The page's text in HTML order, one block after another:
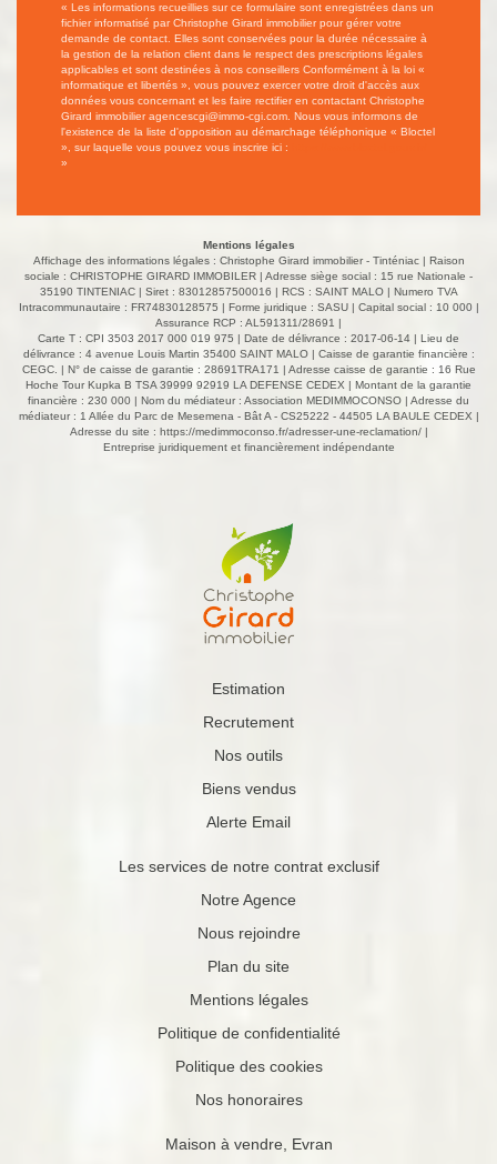
« Les informations recueillies sur ce formulaire sont enregistrées dans un
fichier informatisé par Christophe Girard immobilier pour gérer votre
demande de contact. Elles sont conservées pour la durée nécessaire à
la gestion de la relation client dans le respect des prescriptions légales
applicables et sont destinées à nos conseillers Conformément à la loi «
informatique et libertés », vous pouvez exercer votre droit d'accès aux
données vous concernant et les faire rectifier en contactant Christophe
Girard immobilier agencescgi@immo-cgi.com. Nous vous informons de
l'existence de la liste d'opposition au démarchage téléphonique « Bloctel
», sur laquelle vous pouvez vous inscrire ici :
»
Mentions légales
Affichage des informations légales : Christophe Girard immobilier - Tinténiac | Raison
sociale : CHRISTOPHE GIRARD IMMOBILER | Adresse siège social : 15 rue Nationale -
35190 TINTENIAC | Siret : 83012857500016 | RCS : SAINT MALO | Numero TVA
Intracommunautaire : FR74830128575 | Forme juridique : SASU | Capital social : 10 000 |
Assurance RCP : AL591311/28691 |
Carte T : CPI 3503 2017 000 019 975 | Date de délivrance : 2017-06-14 | Lieu de
délivrance : 4 avenue Louis Martin 35400 SAINT MALO | Caisse de garantie financière :
CEGC. | N° de caisse de garantie : 28691TRA171 | Adresse caisse de garantie : 16 Rue
Hoche Tour Kupka B TSA 39999 92919 LA DEFENSE CEDEX | Montant de la garantie
financière : 230 000 | Nom du médiateur : Association MEDIMMOCONSO | Adresse du
médiateur : 1 Allée du Parc de Mesemena - Bât A - CS25222 - 44505 LA BAULE CEDEX |
Adresse du site : https://medimmoconso.fr/adresser-une-reclamation/|
Entreprise juridiquement et financièrement indépendante
Estimation
Recrutement
Nos outils
Biens vendus
Alerte Email
Les services de notre contrat exclusif
Notre Agence
Nous rejoindre
Plan du site
Mentions légales
Politique de confidentialité
Politique des cookies
Nos honoraires
Maison à vendre, Evran